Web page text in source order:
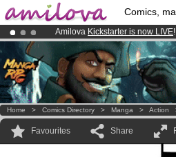
Comics,
Amilova Kickstarter is now LIVE
Premium membership from
Already 100000membersand
Home > Comics Directory > Manga > Action
Favourites Share